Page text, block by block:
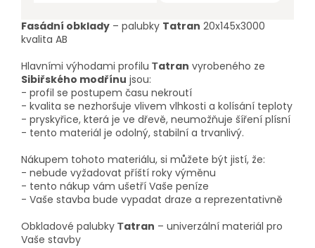
Fasádní obklady – palubky Tatran 20x145x3000
kvalita AB
Hlavními výhodami profilu Тatran vyrobeného ze
Sibiřského modřínu jsou:
- profil se postupem času nekroutí
- kvalita se nezhoršuje vlivem vlhkosti a kolísání teploty
- pryskyřice, která je ve dřevě, neumožňuje šíření plísní
- tento materiál je odolný, stabilní a trvanlivý.
Nákupem tohoto materiálu, si můžete být jistí, že:
- nebude vyžadovat příští roky výměnu
- tento nákup vám ušetří Vaše peníze
- Vaše stavba bude vypadat draze a reprezentativně
Obkladové palubky Тatran – univerzální materiál pro
Vaše stavby